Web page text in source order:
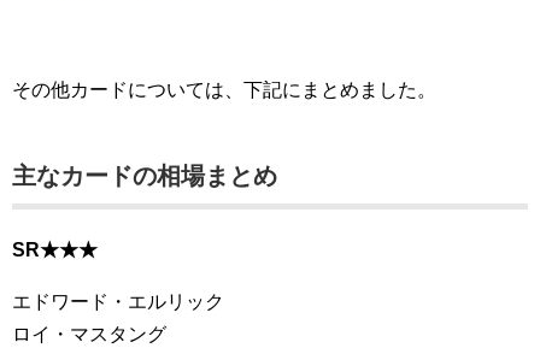
その他カードについては、下記にまとめました。
主なカードの相場まとめ
SR★★★
エドワード・エルリック
ロイ・マスタング